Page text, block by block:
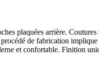
plaquées arrière.
de fabrication
et confortable. Finition